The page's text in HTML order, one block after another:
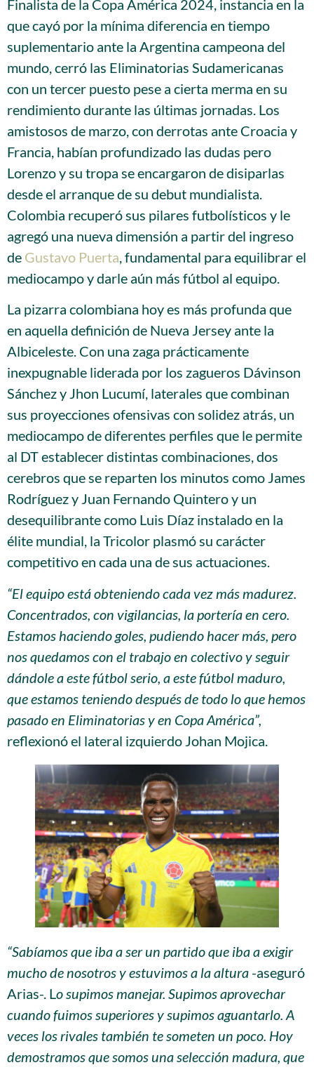
Finalista de la Copa América 2024, instancia en la
que cayó por la mínima diferencia en tiempo
suplementario ante la Argentina campeona del
mundo, cerró las Eliminatorias Sudamericanas
con un tercer puesto pese a cierta merma en su
rendimiento durante las últimas jornadas. Los
amistosos de marzo, con derrotas ante Croacia y
Francia, habían profundizado las dudas pero
Lorenzo y su tropa se encargaron de disiparlas
desde el arranque de su debut mundialista.
Colombia recuperó sus pilares futbolísticos y le
agregó una nueva dimensión a partir del ingreso
de Gustavo Puerta, fundamental para equilibrar el
mediocampo y darle aún más fútbol al equipo.
La pizarra colombiana hoy es más profunda que
en aquella definición de Nueva Jersey ante la
Albiceleste. Con una zaga prácticamente
inexpugnable liderada por los zagueros Dávinson
Sánchez y Jhon Lucumí, laterales que combinan
sus proyecciones ofensivas con solidez atrás, un
mediocampo de diferentes perfiles que le permite
al DT establecer distintas combinaciones, dos
cerebros que se reparten los minutos como James
Rodríguez y Juan Fernando Quintero y un
desequilibrante como Luis Díaz instalado en la
élite mundial, la Tricolor plasmó su carácter
competitivo en cada una de sus actuaciones.
“El equipo está obteniendo cada vez más madurez.
Concentrados, con vigilancias, la portería en cero.
Estamos haciendo goles, pudiendo hacer más, pero
nos quedamos con el trabajo en colectivo y seguir
dándole a este fútbol serio, a este fútbol maduro,
que estamos teniendo después de todo lo que hemos
pasado en Eliminatorias y en Copa América”,
reflexionó el lateral izquierdo Johan Mojica.
“Sabíamos que iba a ser un partido que iba a exigir
mucho de nosotros y estuvimos a la altura -aseguró
Arias-. L o supimos manejar. Supimos aprovechar
cuando fuimos superiores y supimos aguantarlo. A
veces los rivales también te someten un poco. Hoy
demostramos que somos una selección madura, que